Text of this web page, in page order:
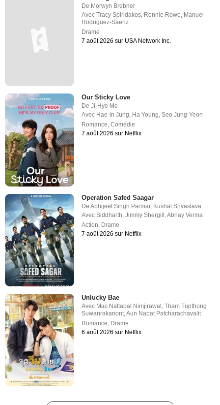
De Morwyn Brebner
AvecTracy Spiridakos, Ronnie Rowe, Manuel
Rodriguez-Saenz
Drame
7 août 2026 sur USA Network Inc.
Our Sticky Love
DeJi-Hye Mo
Avec Hae-in Jung, Ha Young,Seo Jung-Yeon
Romance,Comédie
7 août 2026 sur Netflix
Operation Safed Saagar
DeAbhijeet Singh Parmar, Kushal Srivastava
AvecSiddharth ,Jimmy Shergill ,Abhay Verma
Action Drame
7 août 2026 sur Netflix
Unlucky Bae
Avec Mac Nattapat Nimjirawat,Tham Tupthong
Suwanrakanont,Aun Napat Patcharachavalit
Romance, Drame
6 août 2026 sur Netflix